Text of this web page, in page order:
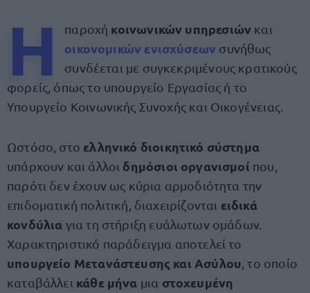
Η παροχή κοινωνικών υπηρεσιών και
οικονομικών ενισχύσεων συνήθως
συνδέεται με συγκεκριμένους κρατικούς
φορείς, όπως το υπουργείο Εργασίας ή το
Υπουργείο Κοινωνικής Συνοχής και Οικογένειας.
Ωστόσο, στο ελληνικό διοικητικό σύστημα
υπάρχουν και άλλοι δημόσιοι οργανισμοί που,
παρότι δεν έχουν ως κύρια αρμοδιότητα την
επιδοματική πολιτική, διαχειρίζονται ειδικά
κονδύλια για τη στήριξη ευάλωτων ομάδων.
Χαρακτηριστικό παράδειγμα αποτελεί το
υπουργείο Μετανάστευσης και Ασύλου , το οποίο
καταβάλλει κάθε μήνα μια στοχευμένη